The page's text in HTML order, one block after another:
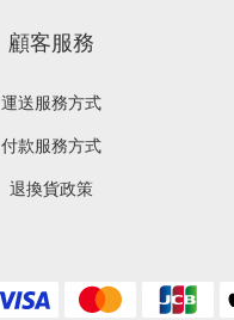
顧客服務
運送服務方式
付款服務方式
退換貨政策